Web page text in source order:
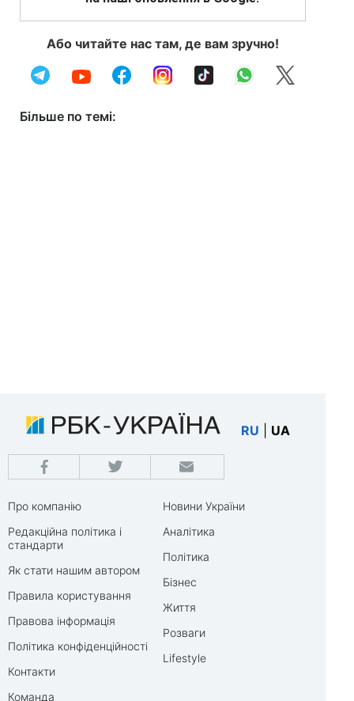
Або читайте нас там, де вам зручно!
Більше по темі:
RU UA
Про компанію
Редакційна політика і
стандарти
Як стати нашим автором
Правила користування
Правова інформація
Політика конфіденційності
Контакти
Команда
Новини України
Аналітика
Політика
Бізнес
Життя
Розваги
Lifestyle